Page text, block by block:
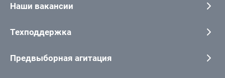
Наши вакансии
Техподдержка
Предвыборная агитация